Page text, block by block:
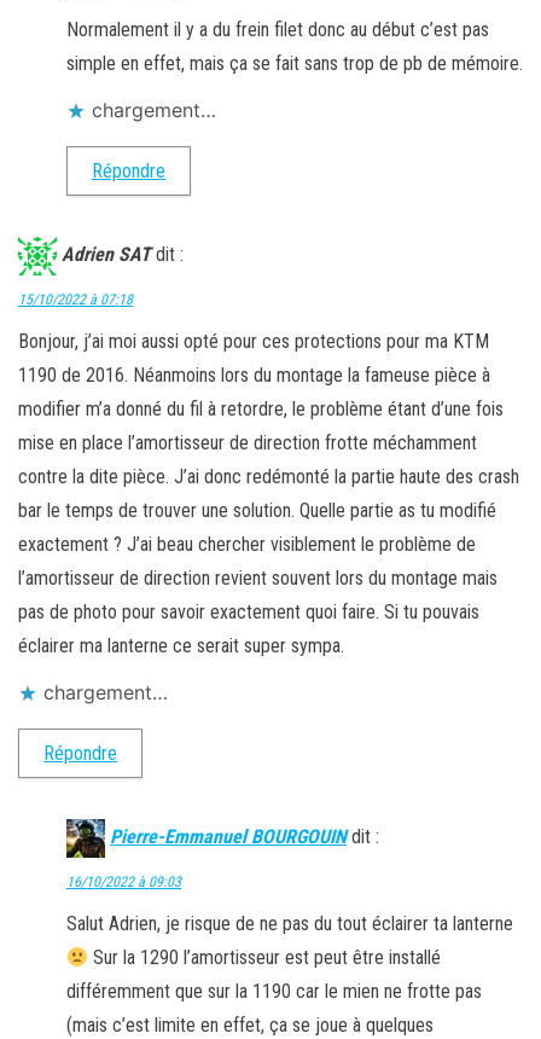
Normalement il y a du frein filet donc au début c’est pas
simple en effet, mais ça se fait sans trop de pb de mémoire.
chargement…
Répondre
Adrien SAT dit :
15/10/2022 à 07:18
Bonjour, j’ai moi aussi opté pour ces protections pour ma KTM
1190 de 2016. Néanmoins lors du montage la fameuse pièce à
modifier m’a donné du fil à retordre, le problème étant d’une fois
mise en place l’amortisseur de direction frotte méchamment
contre la dite pièce. J’ai donc redémonté la partie haute des crash
bar le temps de trouver une solution. Quelle partie as tu modifié
exactement ? J’ai beau chercher visiblement le problème de
l’amortisseur de direction revient souvent lors du montage mais
pas de photo pour savoir exactement quoi faire. Si tu pouvais
éclairer ma lanterne ce serait super sympa.
chargement…
Répondre
Pierre-Emmanuel BOURGOUIN dit :
16/10/2022 à 09:03
Salut Adrien, je risque de ne pas du tout éclairer ta lanterne
Sur la 1290 l’amortisseur est peut être installé
différemment que sur la 1190 car le mien ne frotte pas
(mais c’est limite en effet, ça se joue à quelques